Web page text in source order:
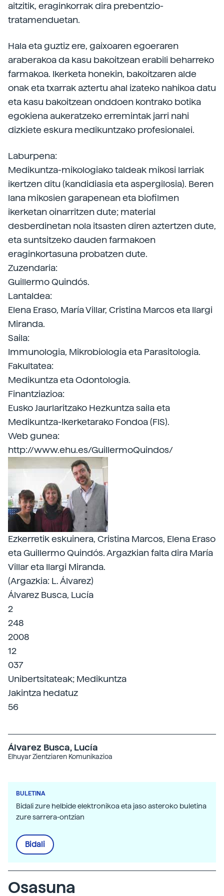
aitzitik, eraginkorrak dira prebentzio-
tratamenduetan.
Hala eta guztiz ere, gaixoaren egoeraren
araberakoa da kasu bakoitzean erabili beharreko
farmakoa. Ikerketa honekin, bakoitzaren alde
onak eta txarrak aztertu ahal izateko nahikoa datu
eta kasu bakoitzean onddoen kontrako botika
egokiena aukeratzeko erremintak jarri nahi
dizkiete eskura medikuntzako profesionalei.
Laburpena:
Medikuntza-mikologiako taldeak mikosi larriak
ikertzen ditu (kandidiasia eta aspergilosia). Beren
lana mikosien garapenean eta biofilmen
ikerketan oinarritzen dute; material
desberdinetan nola itsasten diren aztertzen dute,
eta suntsitzeko dauden farmakoen
eraginkortasuna probatzen dute.
Zuzendaria:
Guillermo Quindós.
Lantaldea:
Elena Eraso, María Villar, Cristina Marcos eta Ilargi
Miranda.
Saila:
Immunologia, Mikrobiologia eta Parasitologia.
Fakultatea:
Medikuntza eta Odontologia.
Finantziazioa:
Eusko Jaurlaritzako Hezkuntza saila eta
Medikuntza-Ikerketarako Fondoa (FIS).
Web gunea:
http://www.ehu.es/GuillermoQuindos/
Ezkerretik eskuinera, Cristina Marcos, Elena Eraso
eta Guillermo Quindós. Argazkian falta dira María
Villar eta Ilargi Miranda.
(Argazkia: L. Álvarez)
Álvarez Busca, Lucía
2
248
2008
12
037
Unibertsitateak; Medikuntza
Jakintza hedatuz
56
Álvarez Busca, Lucía
Elhuyar Zientziaren Komunikazioa
BULETINA
Bidali zure helbide elektronikoa eta jaso asteroko buletina
zure sarrera-ontzian
Bidali
Osasuna